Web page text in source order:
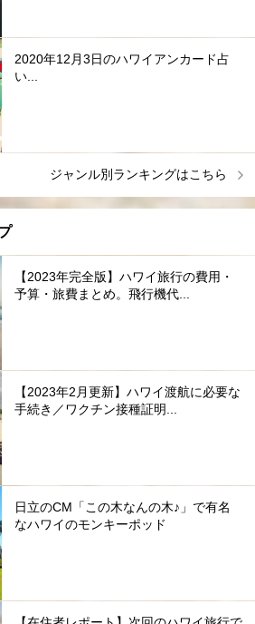
2020年12月3日のハワイアンカード占
い...
ジャンル別ランキングはこちら
【2023年完全版】ハワイ旅行の費用・
予算・旅費まとめ。飛行機代...
【2023年2月更新】ハワイ渡航に必要な
手続き／ワクチン接種証明...
日立のCM「この木なんの木♪」で有名
なハワイのモンキーポッド